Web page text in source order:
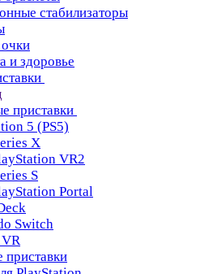
стабилизаторы
и здоровье
приставки
5 (PS5)
X
VR2
S
Portal
Switch
приставки